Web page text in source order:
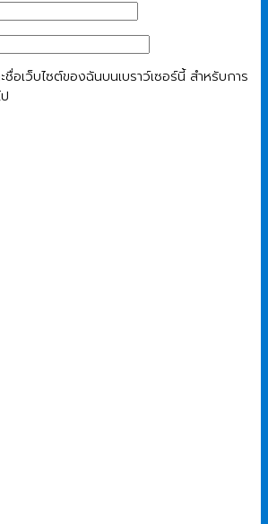
อเว็บไซต์ของฉันบนเบราว์เซอร์นี้ สำหรับการ